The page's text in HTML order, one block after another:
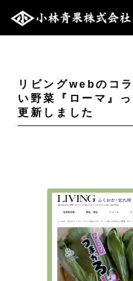
リビングwebのコ
い野菜『ローマ』
更新しました